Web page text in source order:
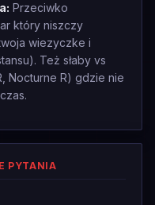
Przeciwko
który niszczy
wiezyczke i
Też słaby vs
Nocturne R) gdzie nie
PYTANIA